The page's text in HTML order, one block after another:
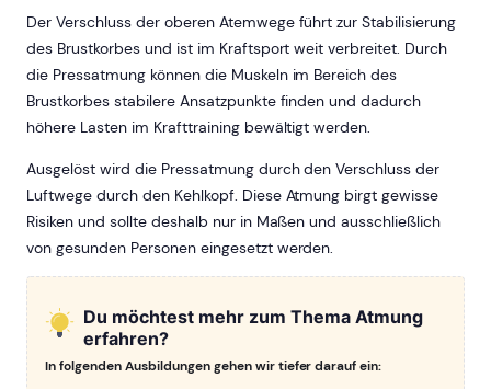
Der Verschluss der oberen Atemwege führt zur Stabilisierung
des Brustkorbes und ist im Kraftsport weit verbreitet. Durch
die Pressatmung können die Muskeln im Bereich des
Brustkorbes stabilere Ansatzpunkte finden und dadurch
höhere Lasten im Krafttraining bewältigt werden.
Ausgelöst wird die Pressatmung durch den Verschluss der
Luftwege durch den Kehlkopf. Diese Atmung birgt gewisse
Risiken und sollte deshalb nur in Maßen und ausschließlich
von gesunden Personen eingesetzt werden.
Du möchtest mehr zum Thema Atmung
erfahren?
In folgenden Ausbildungen gehen wir tiefer darauf ein: